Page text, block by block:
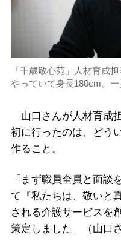
「千歳敬心苑」人材育成
やっていて身長180cm。
山口さんが人材育成
初に行ったのは、どう
作ること。
「まず職員全員と面談
て『私たちは、敬いと
される介護サービスを
策定しました」（山口さ